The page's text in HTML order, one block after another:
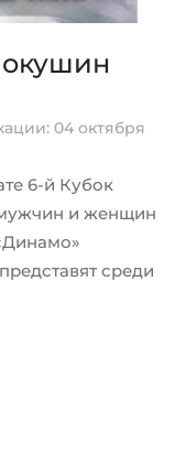
04 октября
6-й Кубок
и женщин
среди